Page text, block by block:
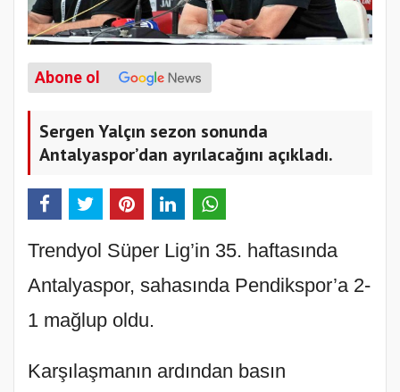
Abone ol
Sergen Yalçın sezon sonunda
Antalyaspor’dan ayrılacağını açıkladı.
Trendyol Süper Lig’in 35. haftasında
Antalyaspor, sahasında Pendikspor’a 2-
1 mağlup oldu.
Karşılaşmanın ardından basın